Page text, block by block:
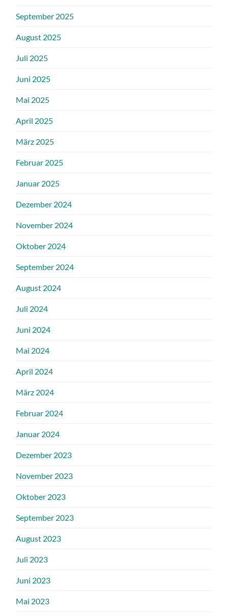
September 2025
August 2025
Juli 2025
Juni 2025
Mai 2025
April 2025
März 2025
Februar 2025
Januar 2025
Dezember 2024
November 2024
Oktober 2024
September 2024
August 2024
Juli 2024
Juni 2024
Mai 2024
April 2024
März 2024
Februar 2024
Januar 2024
Dezember 2023
November 2023
Oktober 2023
September 2023
August 2023
Juli 2023
Juni 2023
Mai 2023